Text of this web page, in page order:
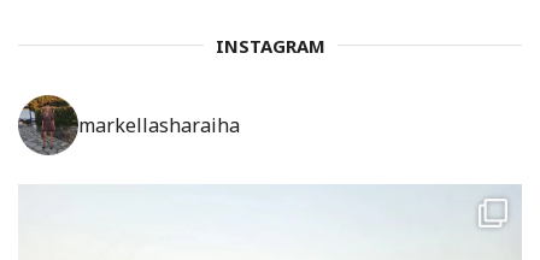
INSTAGRAM
markellasharaiha